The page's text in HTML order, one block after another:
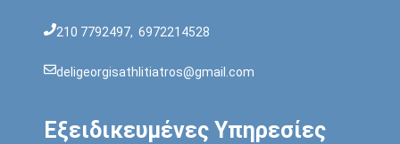
210 7792497, 6972214528
deligeorgisathlitiatros@gmail.com
Εξειδικευμένες Υπηρεσίες